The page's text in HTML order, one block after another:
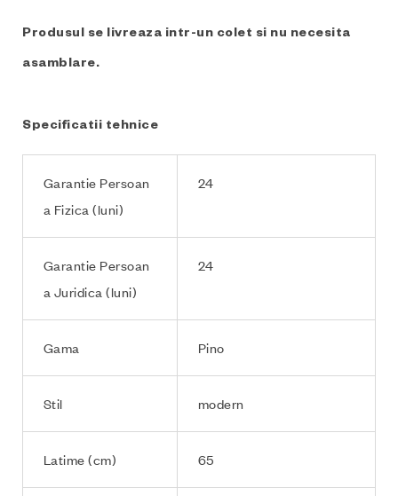
Produsul se livreaza intr-un colet si nu necesita
asamblare.
Specificatii tehnice
Garantie Persoan
a Fizica (luni)
24
Garantie Persoan
a Juridica (luni)
24
Gama Pino
Stil modern
Latime (cm) 65